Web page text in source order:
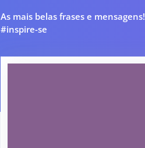
As mais belas frases e mensagens!
#inspire-se